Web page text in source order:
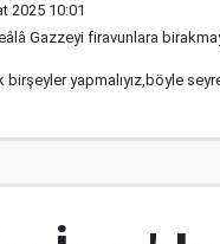
2025 10:01
Gazzeyi firavunlara
yapmalıyız,böyle